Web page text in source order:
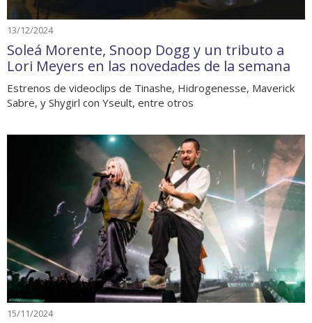
13/12/2024
Soleá Morente, Snoop Dogg y un tributo a
Lori Meyers en las novedades de la semana
Estrenos de videoclips de Tinashe, Hidrogenesse, Maverick
Sabre, y Shygirl con Yseult, entre otros
15/11/2024